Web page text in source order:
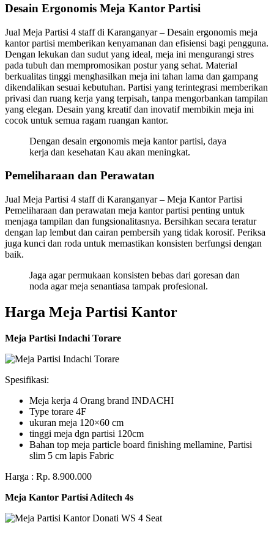
Desain Ergonomis Meja Kantor Partisi
Jual Meja Partisi 4 staff di Karanganyar – Desain ergonomis meja
kantor partisi memberikan kenyamanan dan efisiensi bagi pengguna.
Dengan lekukan dan sudut yang ideal, meja ini mengurangi stres
pada tubuh dan mempromosikan postur yang sehat. Material
berkualitas tinggi menghasilkan meja ini tahan lama dan gampang
dikendalikan sesuai kebutuhan. Partisi yang terintegrasi memberikan
privasi dan ruang kerja yang terpisah, tanpa mengorbankan tampilan
yang elegan. Desain yang kreatif dan inovatif membikin meja ini
cocok untuk semua ragam ruangan kantor.
Dengan desain ergonomis meja kantor partisi, daya
kerja dan kesehatan Kau akan meningkat.
Pemeliharaan dan Perawatan
Jual Meja Partisi 4 staff di Karanganyar – Meja Kantor Partisi
Pemeliharaan dan perawatan meja kantor partisi penting untuk
menjaga tampilan dan fungsionalitasnya. Bersihkan secara teratur
dengan lap lembut dan cairan pembersih yang tidak korosif. Periksa
juga kunci dan roda untuk memastikan konsisten berfungsi dengan
baik.
Jaga agar permukaan konsisten bebas dari goresan dan
noda agar meja senantiasa tampak profesional.
Harga Meja Partisi Kantor
Meja Partisi Indachi Torare
Spesifikasi:
Meja kerja 4 Orang brand INDACHI
Type torare 4F
ukuran meja 120×60 cm
tinggi meja dgn partisi 120cm
Bahan top meja particle board finishing mellamine, Partisi
slim 5 cm lapis Fabric
Harga : Rp. 8.900.000
Meja Kantor Partisi Aditech 4s